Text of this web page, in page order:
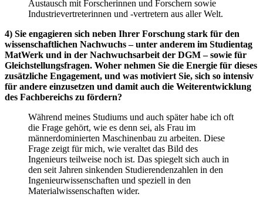
Austausch mit Forscherinnen und Forschern sowie
Industrievertreterinnen und -vertretern aus aller Welt.
4) Sie engagieren sich neben Ihrer Forschung stark für den
wissenschaftlichen Nachwuchs – unter anderem im Studientag
MatWerk und in der Nachwuchsarbeit der DGM – sowie für
Gleichstellungsfragen. Woher nehmen Sie die Energie für dieses
zusätzliche Engagement, und was motiviert Sie, sich so intensiv
für andere einzusetzen und damit auch die Weiterentwicklung
des Fachbereichs zu fördern?
Während meines Studiums und auch später habe ich oft
die Frage gehört, wie es denn sei, als Frau im
männerdominierten Maschinenbau zu arbeiten. Diese
Frage zeigt für mich, wie veraltet das Bild des
Ingenieurs teilweise noch ist. Das spiegelt sich auch in
den seit Jahren sinkenden Studierendenzahlen in den
Ingenieurwissenschaften und speziell in den
Materialwissenschaften wider.